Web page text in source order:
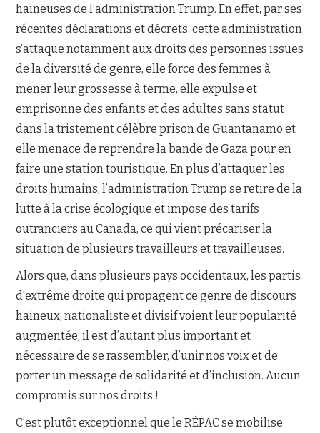
haineuses de l’administration Trump. En effet, par ses
récentes déclarations et décrets, cette administration
s’attaque notamment aux droits des personnes issues
de la diversité de genre, elle force des femmes à
mener leur grossesse à terme, elle expulse et
emprisonne des enfants et des adultes sans statut
dans la tristement célèbre prison de Guantanamo et
elle menace de reprendre la bande de Gaza pour en
faire une station touristique. En plus d’attaquer les
droits humains, l’administration Trump se retire de la
lutte à la crise écologique et impose des tarifs
outranciers au Canada, ce qui vient précariser la
situation de plusieurs travailleurs et travailleuses.
Alors que, dans plusieurs pays occidentaux, les partis
d’extrême droite qui propagent ce genre de discours
haineux, nationaliste et divisif voient leur popularité
augmentée, il est d’autant plus important et
nécessaire de se rassembler, d’unir nos voix et de
porter un message de solidarité et d’inclusion. Aucun
compromis sur nos droits !
C’est plutôt exceptionnel que le RÉPAC se mobilise